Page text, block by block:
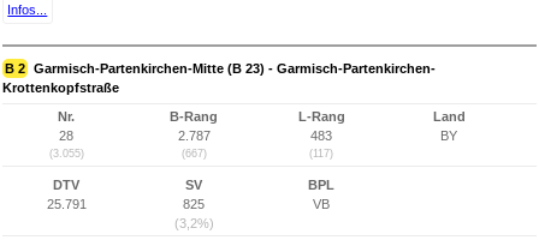
Infos...
B 2 Garmisch-Partenkirchen-Mitte (B 23) - Garmisch-Partenkirchen-
Krottenkopfstraße
Nr.
28
(3.055)
B-Rang
2.787
(667)
L-Rang
483
(117)
Land
BY
DTV
25.791
SV
825
(3,2%)
BPL
VB